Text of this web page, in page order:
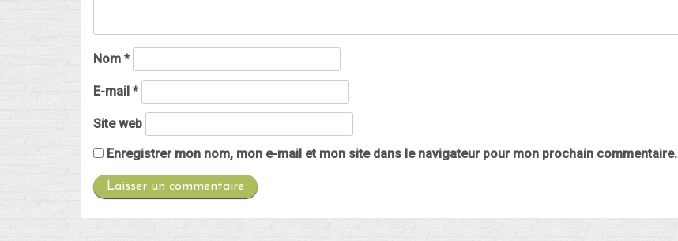
Nom *
E-mail *
Site web
Enregistrer mon nom, mon e-mail et mon site dans le navigateur pour mon prochain commentaire.